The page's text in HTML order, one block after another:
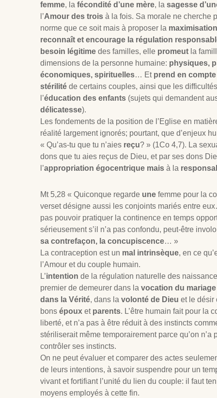
femme, la fécondité d’une mère, la sagesse
l’Amour des trois à la fois. Sa morale ne cherche
norme que ce soit mais à proposer la
reconnaît et encourage la régulation
besoin légitime des familles, elle promeut la
dimensions de la personne humaine: physiques,
économiques, spirituelles… Et prend en
stérilité de certains couples, ainsi que les
l’éducation des enfants (sujets qui demandent
délicatesse).
Les fondements de la position de l’Eglise en
réalité largement ignorés; pourtant, que d’enjeux
« Qu’as-tu que tu n’aies reçu? » (1Co 4,7). La
dons que tu aies reçus de Dieu, et par ses dons
l’appropriation égocentrique mais à la
Mt 5,28 « Quiconque regarde une femme pour la
verset désigne aussi les conjoints mariés entre
pas pouvoir pratiquer la continence en temps
sérieusement s’il n’a pas confondu, peut-être
sa contrefaçon, la concupiscence… »
La contraception est un mal intrinsèque, en ce
l’Amour et du couple humain.
L’intention de la régulation naturelle des
premier de demeurer dans la vocation du mariage
dans la Vérité, dans la volonté de Dieu et le désir
bons époux et parents. L’être humain fait pour la
liberté, et n’a pas à être réduit à des instincts
stériliserait même temporairement parce qu’on n’a
contrôler ses instincts.
On ne peut évaluer et comparer des actes
de leurs intentions, à savoir suspendre pour un
vivant et fortifiant l’unité du lien du couple: il faut
moyens employés à cette fin.